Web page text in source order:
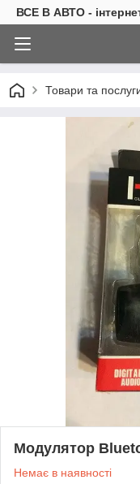
ВСЕ В АВТО -
Товари та
Модулятор
Немає в наявності